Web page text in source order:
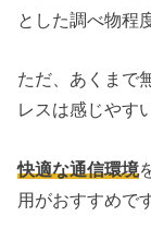
とした調べ物程
ただ、あくまで
レスは感じやす
快適な通信環境
用がおすすめで